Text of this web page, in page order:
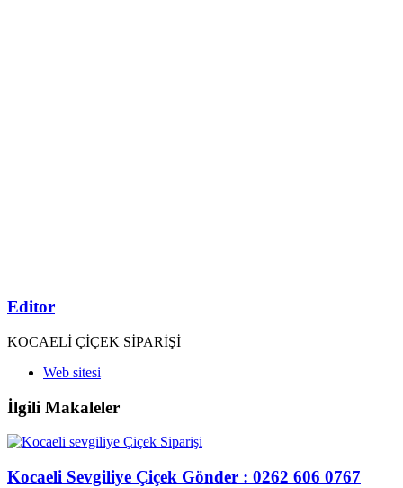
Editor
KOCAELİ ÇİÇEK SİPARİŞİ
Web sitesi
İlgili Makaleler
Kocaeli Sevgiliye Çiçek Gönder : 0262 606 0767